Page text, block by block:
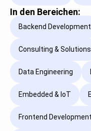
In den Bereichen:
Backend Development
Consulting & Solutions
Data Engineering
Embedded & IoT
Frontend Development